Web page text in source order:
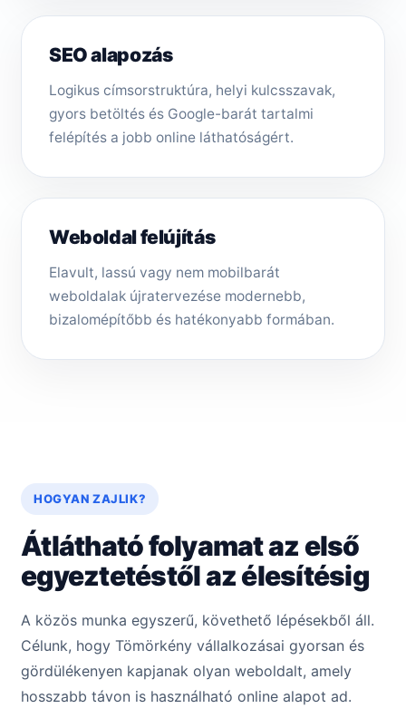
SEO alapozás
Logikus címsorstruktúra, helyi kulcsszavak,
gyors betöltés és Google-barát tartalmi
felépítés a jobb online láthatóságért.
Weboldal felújítás
Elavult, lassú vagy nem mobilbarát
weboldalak újratervezése modernebb,
bizalomépítőbb és hatékonyabb formában.
HOGYAN ZAJLIK?
Átlátható folyamat az első
egyeztetéstől az élesítésig
A közös munka egyszerű, követhető lépésekből áll.
Célunk, hogy Tömörkény vállalkozásai gyorsan és
gördülékenyen kapjanak olyan weboldalt, amely
hosszabb távon is használható online alapot ad.